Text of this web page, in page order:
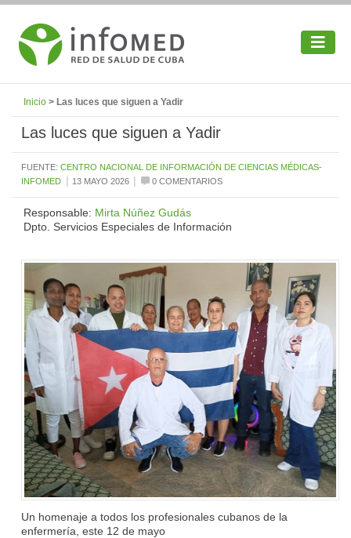
Inicio > Las luces que siguen a Yadir
Las luces que siguen a Yadir
FUENTE: CENTRO NACIONAL DE INFORMACIÓN DE CIENCIAS MÉDICAS-
INFOMED | 13 MAYO 2026 | 0 COMENTARIOS
Responsable: Mirta Núñez Gudás
Dpto. Servicios Especiales de Información
Un homenaje a todos los profesionales cubanos de la
enfermería, este 12 de mayo